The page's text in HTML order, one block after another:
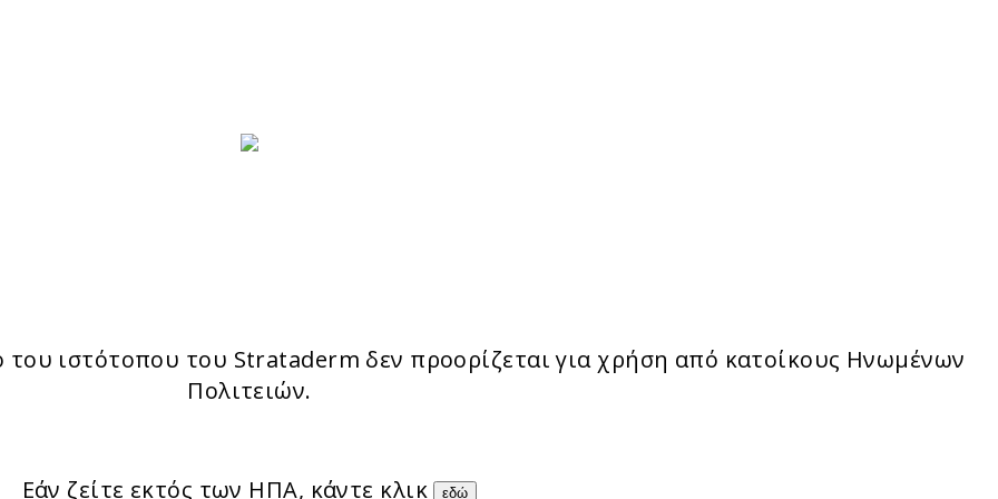
ιστότοπου του Strataderm δεν προορίζεται για χρήση από κατοίκους Ηνωμένων
Πολιτειών.
Εάν ζείτε εκτός των ΗΠΑ, κάντε κλικ εδώ